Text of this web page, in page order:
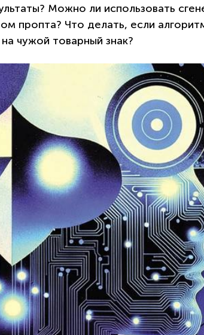
Можно ли использовать
пропта? Что делать, если
чужой товарный знак?